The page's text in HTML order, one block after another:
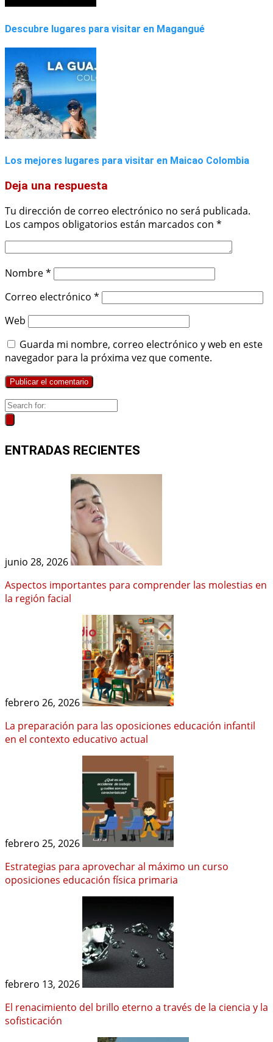
Descubre lugares para visitar en Magangué
Los mejores lugares para visitar en Maicao Colombia
Deja una respuesta
Tu dirección de correo electrónico no será publicada.
Los campos obligatorios están marcados con *
Nombre*
Correo electrónico *
Web
Guarda mi nombre, correo electrónico y web en este
navegador para la próxima vez que comente.
ENTRADAS RECIENTES
junio 28, 2026
Aspectos importantes para comprender las molestias en
la región facial
febrero 26, 2026
La preparación para las oposiciones educación infantil
en el contexto educativo actual
febrero 25, 2026
Estrategias para aprovechar al máximo un curso
oposiciones educación física primaria
febrero 13, 2026
El renacimiento del brillo eterno a través de la ciencia y la
sofisticación